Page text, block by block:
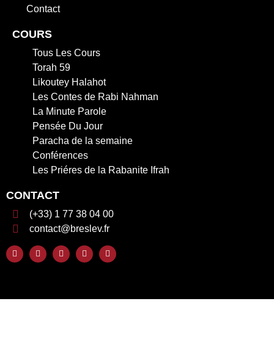
Contact
COURS
Tous Les Cours
Torah 59
Likoutey Halahot
Les Contes de Rabi Nahman
La Minute Parole
Pensée Du Jour
Paracha de la semaine
Conférences
Les Priéres de la Rabanite Ifrah
CONTACT
(+33) 1 77 38 04 00
contact@breslev.fr